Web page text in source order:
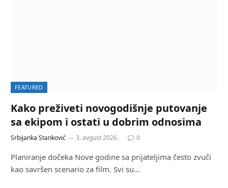
FEATURED
Kako preživeti novogodišnje putovanje
sa ekipom i ostati u dobrim odnosima
Srbijanka Stanković 3. avgust 2026. 0
Planiranje dočeka Nove godine sa prijateljima često zvuči
kao savršen scenario za film. Svi su…